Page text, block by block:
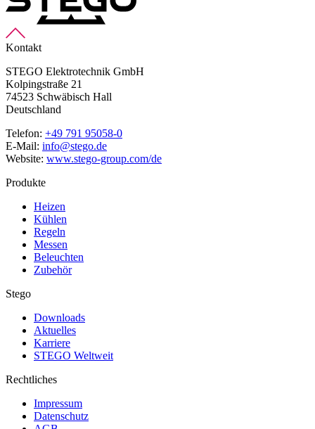
Kontakt
STEGO Elektrotechnik GmbH
Kolpingstraße 21
74523 Schwäbisch Hall
Deutschland
Telefon: +49 791 95058-0
E-Mail: info@stego.de
Website: www.stego-group.com/de
Produkte
Heizen
Kühlen
Regeln
Messen
Beleuchten
Zubehör
Stego
Downloads
Aktuelles
Karriere
STEGO Weltweit
Rechtliches
Impressum
Datenschutz